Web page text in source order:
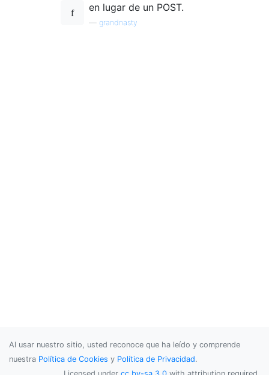
en lugar de un POST.
grandnasty
Al usar nuestro sitio, usted reconoce que ha leído y comprende
nuestra Política de Cookies y Política de Privacidad.